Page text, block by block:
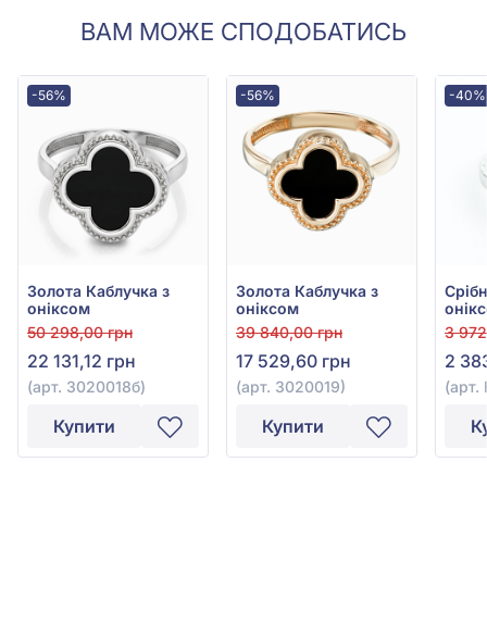
ВАМ МОЖЕ СПОДОБАТИСЬ
-56%
Золота Каблучка з
оніксом
50 298,00 грн
22 131,12 грн
(арт. 3020018б)
Купити
-56%
Золота Каблучка з
оніксом
39 840,00 грн
17 529,60 грн
(арт. 3020019)
Купити
-40%
3
2